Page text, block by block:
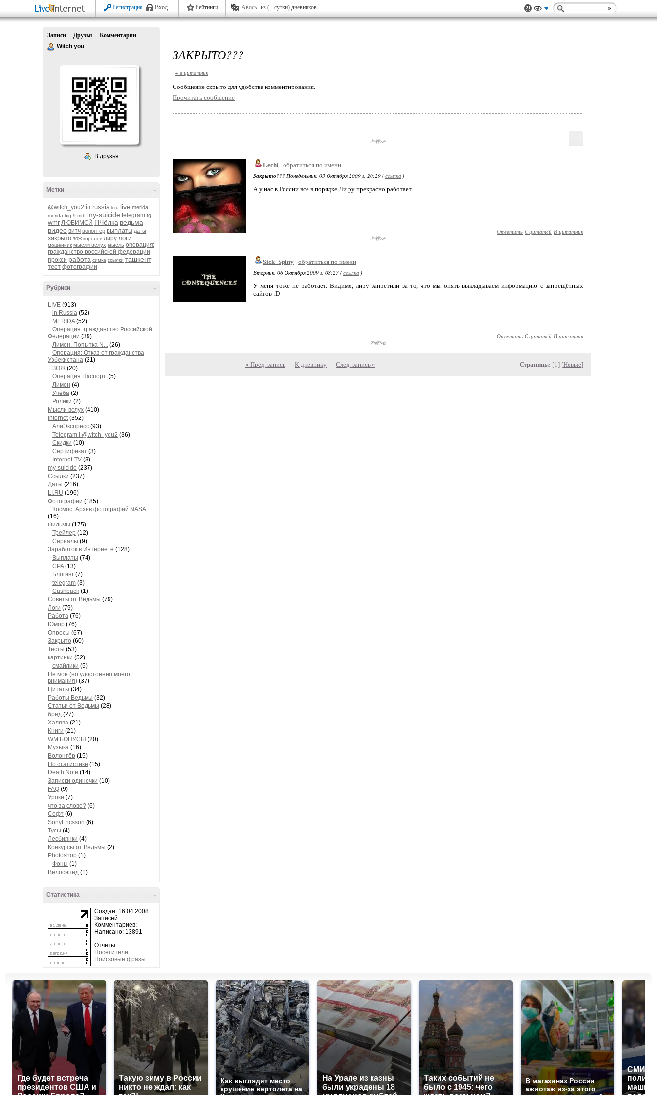
Регистрация Вход Рейтинги Авось из (+ сутки) дневников
Записи Друзья
Комментарии
Witch you
В друзья
-
Метки
@witch_you2 in russia li.ru live merida
merida big 9 mtb my-suicide telegram tg
wmr ЛЮБИМОЙ ПЧёлка ведьма
видео витч волонтёр выплаты даты
закрыто зож королёв лиру логи
мошенник мысли вслух мысль операция:
гражданство российской федерации
прокси работа симка ссылки ташкент
тест фотографии
-
Рубрики
LIVE (913)
in Russia (52)
MERIDA(52)
Операция: гражданство Российской
Федерации (39)
Лимон. Попытка N... (26)
Операция: Отказ от гражданства
Узбекистана (21)
ЗОЖ (20)
Операция Паспорт. (5)
Лимон (4)
Учёба (2)
Ролики (2)
Мысли вслух (410)
Internet(352)
АлиЭкспресс (93)
Telegram | @witch_you2 (36)
Скидки (10)
Сертификат (3)
Internet-TV (3)
my-suicide (237)
Ссылки (237)
Даты (216)
LI.RU (196)
Фотографии (185)
Космос. Архив фотографий NASA
(16)
Фильмы (175)
Трейлер (12)
Сериалы (9)
Заработок в Интернете (128)
Выплаты (74)
CPA(13)
Блогинг (7)
telegram (3)
Cashback (1)
Советы от Ведьмы (79)
Логи (79)
Работа (76)
Юмор (76)
Опросы (67)
Закрыто (60)
Тесты (53)
картинки (52)
смайлики (5)
Не моё (но удостоенно моего
внимания) (37)
Цитаты (34)
Работы Ведьмы (32)
Статьи от Ведьмы (28)
бред (27)
Халява (21)
Книги (21)
WM БОНУСЫ (20)
Музыка (16)
Волонтёр (15)
По статистике (15)
Death Note (14)
Записки одиночки (10)
FAQ (9)
Уроки (7)
что за слово? (6)
Софт (6)
SonyEricsson (6)
Тусы (4)
Лесбиянки (4)
Конкурсы от Ведьмы (2)
Photoshop (1)
Фоны (1)
Велосипед (1)
-
Статистика
Создан: 16.04.2008
Записей:
Комментариев:
Написано: 13891
Отчеты:
Посетители
Поисковые фразы
ЗАКРЫТО???
+ в цитатник
Cообщение скрыто для удобства комментирования.
Прочитать сообщение
Lechi обратиться по имени
Закрыто??? Понедельник, 05 Октября 2009 г. 20:29 (ссылка )
А у нас в России все в порядке.Ли.ру прекрасно работает.
Ответить С цитатой В цитатник
Sick_Spiny обратиться по имени
Вторник, 06 Октября 2009 г. 08:27 (ссылка )
У меня тоже не работает. Видимо, лиру запретили за то, что мы опять выкладываем информацию с запрещённых
сайтов :D
Ответить С цитатой В цитатник
« Пред. запись — К дневнику — След. запись » Страницы: [1] [Новые]
Где будет встреча
президентов США и
Такую зиму в России
никто не ждал: как
Как выглядит место
крушение вертолета на
На Урале из казны
были украдены 18
Таких событий не
было с 1945: чего
В магазинах России
ажиотаж из-за этого
СМИ: В